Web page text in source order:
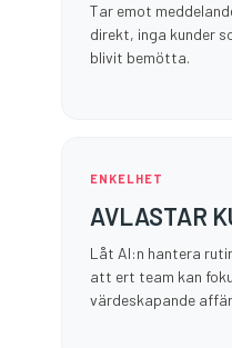
Tar emot
direkt, inga kunder
blivit bemötta.
ENKELHET
AVLASTAR
Låt AI:n hantera
att ert team kan
värdeskapande